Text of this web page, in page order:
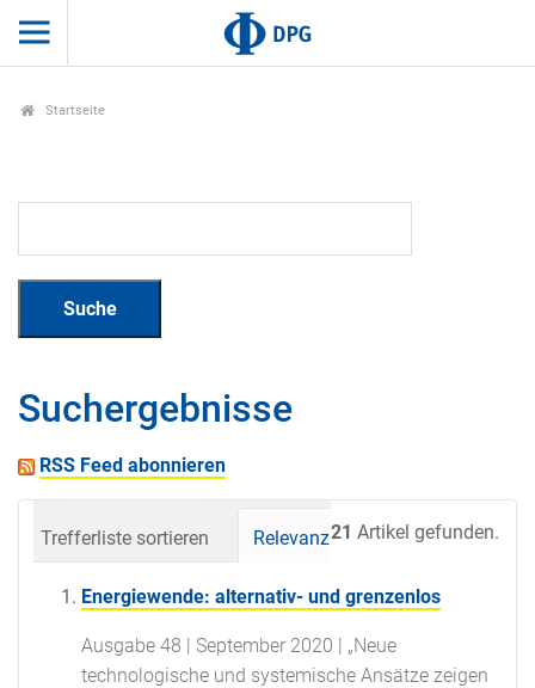
Startseite
Suchergebnisse
RSS Feed abonnieren
21 Artikel gefunden.
Trefferliste sortieren Relevanz Datum
Energiewende: alternativ- und grenzenlos
Ausgabe 48 | September 2020 | „Neue
technologische und systemische Ansätze zeigen